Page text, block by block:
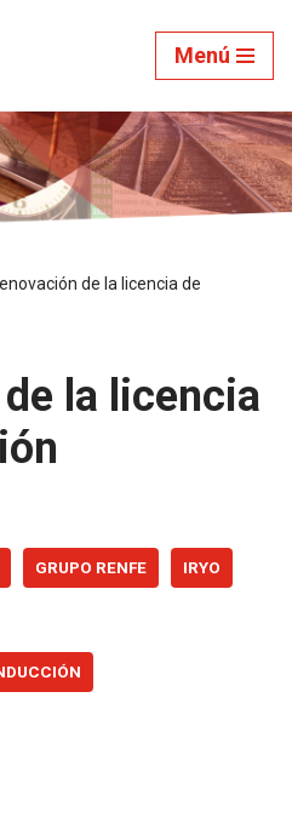
Menú
de la licencia de
la licencia
GRUPO RENFE IRYO